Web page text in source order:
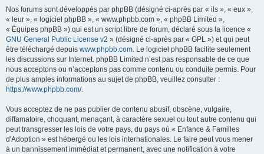
Nos forums sont développés par phpBB (désigné ci-après par « ils », « eux »,
« leur », « logiciel phpBB », « www.phpbb.com », « phpBB Limited »,
« Équipes phpBB ») qui est un script libre de forum, déclaré sous la licence «
GNU General Public License v2 » (désigné ci-après par « GPL ») et qui peut
être téléchargé depuis www.phpbb.com. Le logiciel phpBB facilite seulement
les discussions sur Internet. phpBB Limited n’est pas responsable de ce que
nous acceptons ou n’acceptons pas comme contenu ou conduite permis. Pour
de plus amples informations au sujet de phpBB, veuillez consulter :
https://www.phpbb.com/.
Vous acceptez de ne pas publier de contenu abusif, obscène, vulgaire,
diffamatoire, choquant, menaçant, à caractère sexuel ou tout autre contenu qui
peut transgresser les lois de votre pays, du pays où « Enfance & Familles
d'Adoption » est hébergé ou les lois internationales. Le faire peut vous mener
à un bannissement immédiat et permanent, avec une notification à votre